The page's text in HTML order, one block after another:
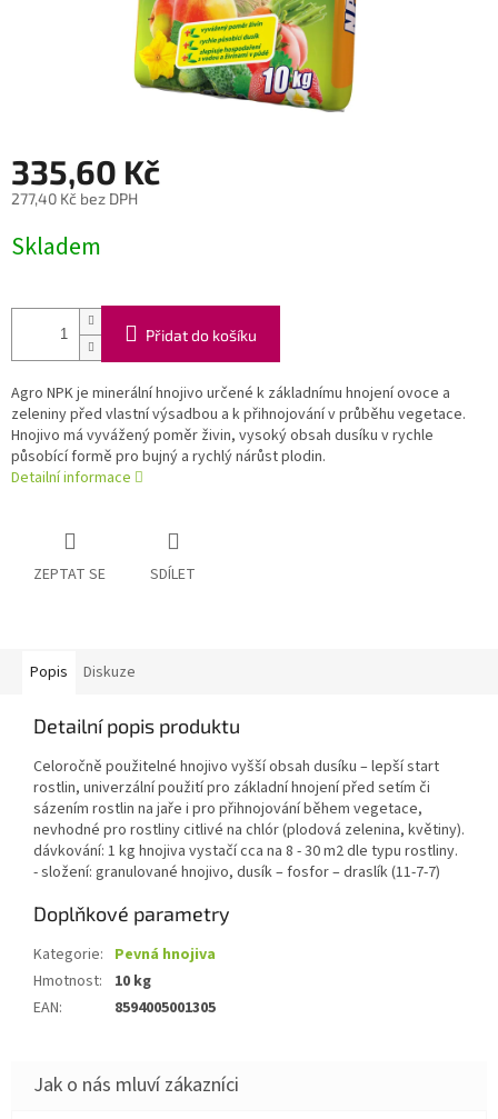
335,60 Kč
277,40 Kč bez DPH
cena:
Skladem
Přidat do košíku
Agro NPK je minerální hnojivo určené k základnímu hnojení ovoce a
zeleniny před vlastní výsadbou a k přihnojování v průběhu vegetace.
Hnojivo má vyvážený poměr živin, vysoký obsah dusíku v rychle
působící formě pro bujný a rychlý nárůst plodin.
Detailní informace
ZEPTAT SE SDÍLET
Popis Diskuze
Detailní popis produktu
Celoročně použitelné hnojivo vyšší obsah dusíku – lepší start
rostlin, univerzální použití pro základní hnojení před setím či
sázením rostlin na jaře i pro přihnojování během vegetace,
nevhodné pro rostliny citlivé na chlór (plodová zelenina, květiny).
dávkování: 1 kg hnojiva vystačí cca na 8 - 30 m2 dle typu rostliny.
- složení: granulované hnojivo, dusík – fosfor – draslík (11-7-7)
Doplňkové parametry
Kategorie: Pevná hnojiva
Hmotnost:
10 kg
EAN: 8594005001305